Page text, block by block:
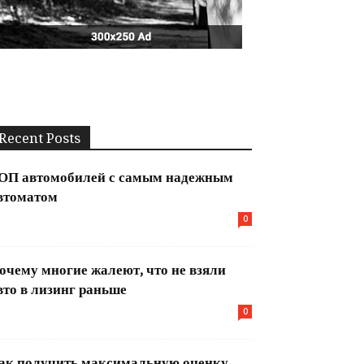
Posts
автомобилей с самым надежным
0
многие жалеют, что не взяли
в лизинг раньше
0